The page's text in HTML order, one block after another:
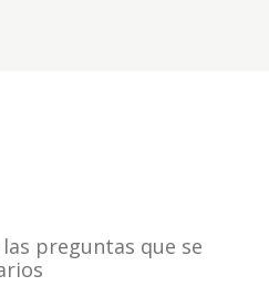
preguntas que se